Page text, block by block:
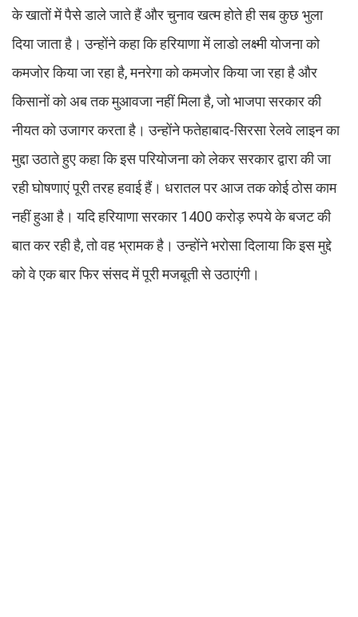
के खातों में पैसे डाले जाते हैं और चुनाव खत्म होते ही सब कुछ भुला
दिया जाता है। उन्होंने कहा कि हरियाणा में लाडो लक्ष्मी योजना को
कमजोर किया जा रहा है, मनरेगा को कमजोर किया जा रहा है और
किसानों को अब तक मुआवजा नहीं मिला है, जो भाजपा सरकार की
नीयत को उजागर करता है। उन्होंने फतेहाबाद-सिरसा रेलवे लाइन का
मुद्दा उठाते हुए कहा कि इस परियोजना को लेकर सरकार द्वारा की जा
रही घोषणाएं पूरी तरह हवाई हैं। धरातल पर आज तक कोई ठोस काम
नहीं हुआ है। यदि हरियाणा सरकार 1400 करोड़ रुपये के बजट की
बात कर रही है, तो वह भ्रामक है। उन्होंने भरोसा दिलाया कि इस मुद्दे
को वे एक बार फिर संसद में पूरी मजबूती से उठाएंगी।